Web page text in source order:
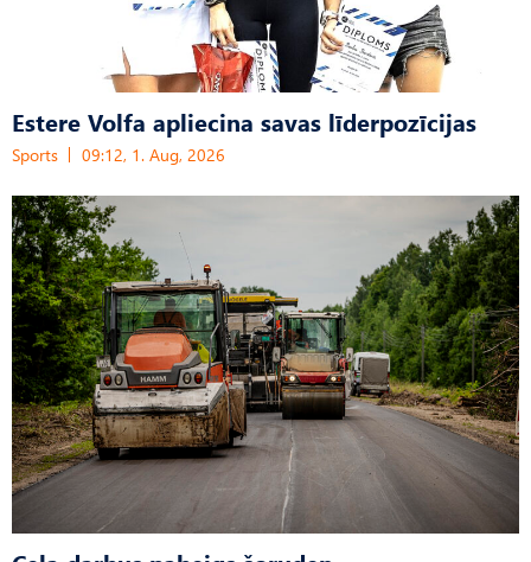
Estere Volfa apliecina savas līderpozīcijas
Sports 09:12, 1. Aug, 2026